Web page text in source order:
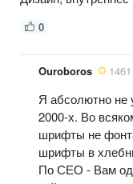
0
Ouroboros 1461
Я абсолютно не
2000-х. Во
шрифты не
шрифты в
По СЕО - Вам